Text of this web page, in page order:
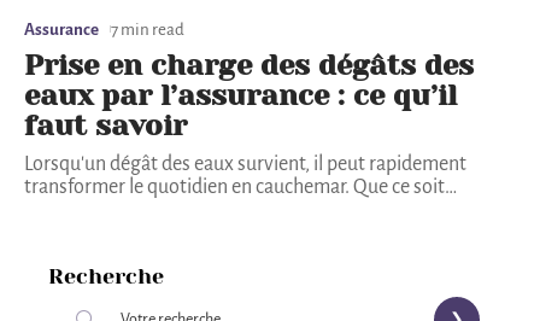
Assurance 7 min read
Prise en charge des dégâts des
eaux par l’assurance : ce qu’il
faut savoir
Lorsqu'un dégât des eaux survient, il peut rapidement
transformer le quotidien en cauchemar. Que ce soit…
Recherche